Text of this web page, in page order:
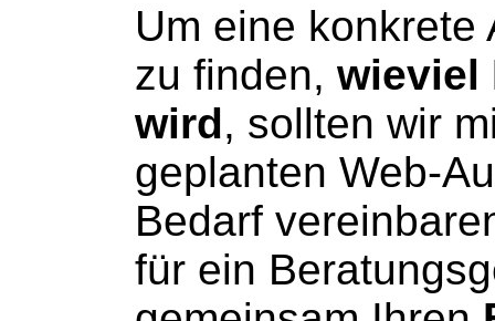
Um eine konkrete
zu finden, wieviel
wird, sollten wir
geplanten Web-
Bedarf
für ein